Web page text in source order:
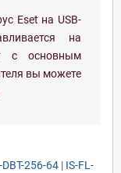
Eset на USB-
на
с основным
вы можете
DBT-256-64 | IS-FL-